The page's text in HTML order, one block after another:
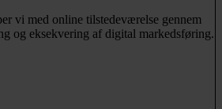
vi med online tilstedeværelse gennem
og eksekvering af digital markedsføring.